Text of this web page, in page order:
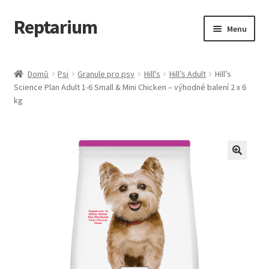
Přeskočit
na
Přejít
k
webu
Reptarium Menu
Košík
Domů Psi Granule pro psy Hill's Hill’s Adult
Hill’s
Science Plan Adult 1-6 Small & Mini Chicken – výhodné balení 2 x 6
kg